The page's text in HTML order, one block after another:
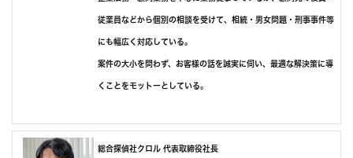
従業員などから個別の相談を受けて、相続・男女問題・刑事事件等
にも幅広く対応している。
案件の大小を問わず、お客様の話を誠実に伺い、最適な解決策に導
くことをモットーとしている。
総合探偵社クロル 代表取締役社長